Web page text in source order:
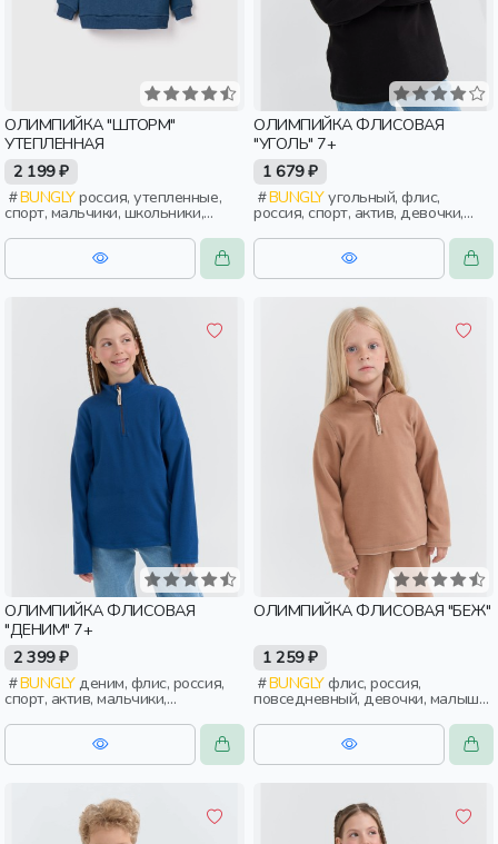
ОЛИМПИЙКА "ШТОРМ"
УТЕПЛЕННАЯ
2 199 ₽
BUNGLYроссия, утепленные,
спорт, мальчики, школьники,
подростки, дети
ОЛИМПИЙКА ФЛИСОВАЯ
"УГОЛЬ" 7+
1 679 ₽
BUNGLYугольный, флис,
россия, спорт, актив, девочки,
школьники, подростки, дети
ОЛИМПИЙКА ФЛИСОВАЯ
"ДЕНИМ" 7+
2 399 ₽
BUNGLYденим, флис, россия,
спорт, актив, мальчики,
школьники, подростки, дети
ОЛИМПИЙКА ФЛИСОВАЯ "БЕЖ"
1 259 ₽
BUNGLYфлис, россия,
повседневный, девочки, малыши,